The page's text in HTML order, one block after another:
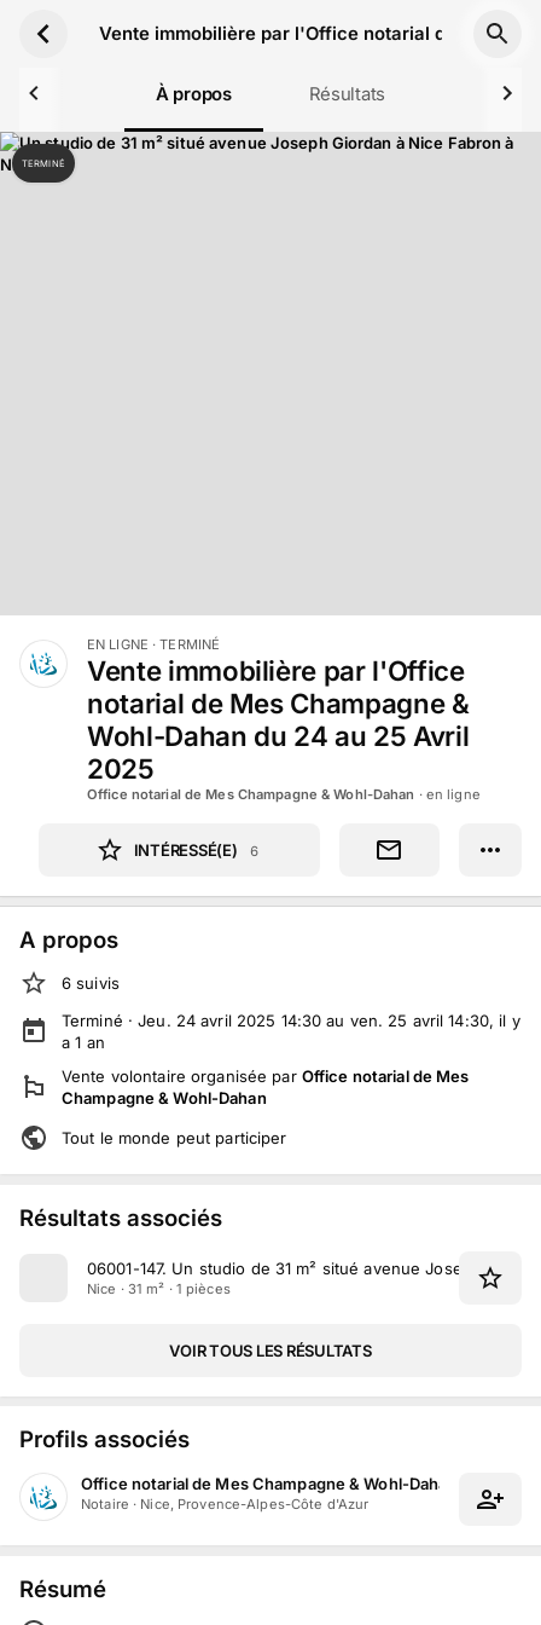
Vente immobilière par l'Office notarial de Mes
À propos Résultats
TERMINÉ
EN LIGNE · TERMINÉ
Vente immobilière par l'Office
notarial de Mes Champagne &
Wohl-Dahan du 24 au 25 Avril
2025
Office notarial de Mes Champagne & Wohl-Dahan · en ligne
INTÉRESSÉ(E) 6
A propos
6 suivis
Terminé ·Jeu. 24 avril 2025 14:30 au ven. 25 avril 14:30, il y
a1 an
Vente volontaire organisée par Office notarial de Mes
Champagne & Wohl-Dahan
Tout le monde peut participer
Résultats associés
06001-147. Un studio de 31 m² situé avenue Joseph
Nice · 31 m² · 1 pièces
VOIR TOUS LES RÉSULTATS
Profils associés
Office notarial de Mes Champagne & Wohl-Dahan
Notaire · Nice, Provence-Alpes-Côte d'Azur
Résumé